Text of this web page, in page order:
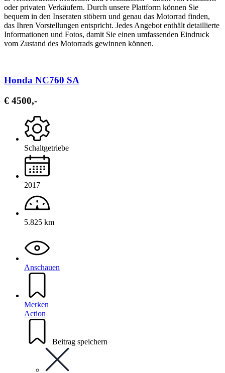
oder privaten Verkäufern. Durch unsere Plattform können Sie
bequem in den Inseraten stöbern und genau das Motorrad finden,
das Ihren Vorstellungen entspricht. Jedes Angebot enthält detaillierte
Informationen und Fotos, damit Sie einen umfassenden Eindruck
vom Zustand des Motorrads gewinnen können.
Honda NC760 SA
€ 4500,-
Schaltgetriebe
2017
5.825 km
Anschauen
Merken
Action
Beitrag speichern